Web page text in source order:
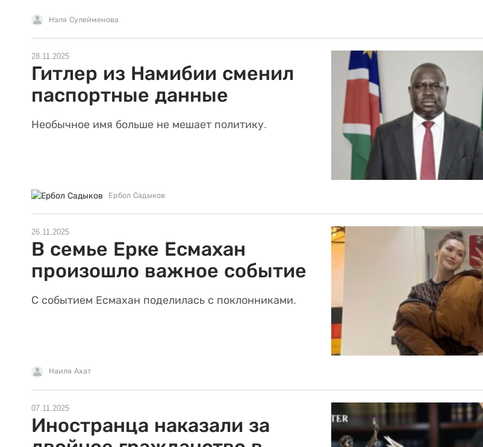
Нэля Сулейменова
28.11.2025
Гитлер из Намибии сменил
паспортные данные
Необычное имя больше не мешает политику.
Ербол Садыков
26.11.2025
В семье Ерке Есмахан
произошло важное событие
С событием Есмахан поделилась с поклонниками.
Наиля Ахат
07.11.2025
Иностранца наказали за